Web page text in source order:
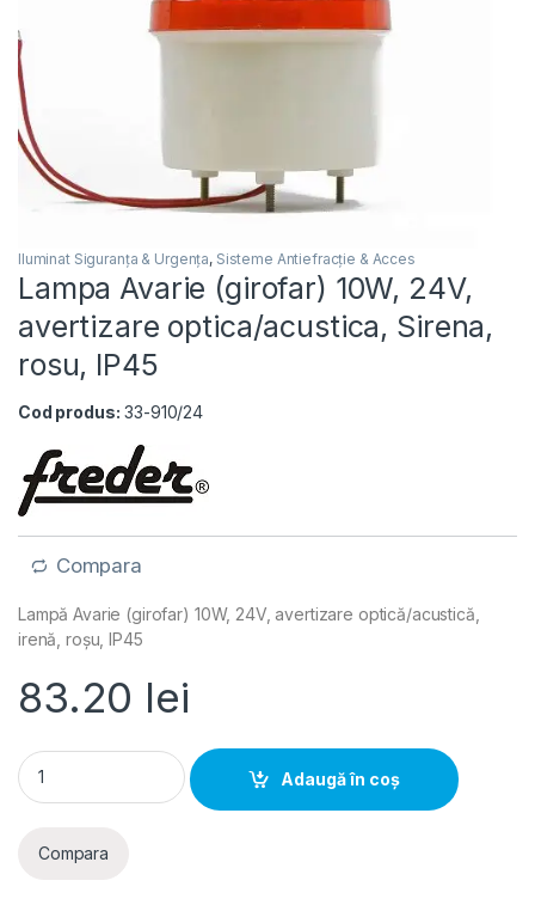
Iluminat Siguranța & Urgența, Sisteme Antiefracție & Acces
Lampa Avarie (girofar) 10W, 24V,
avertizare optica/acustica, Sirena,
rosu, IP45
Cod produs: 33-910/24
Compara
Lampă Avarie (girofar) 10W, 24V, avertizare optică/acustică,
irenă, roșu, IP45
83.20 lei
Lampa Avarie (girofar) 10W, 24V, avertizare optica/acustica,
Adaugă în coș
Compara